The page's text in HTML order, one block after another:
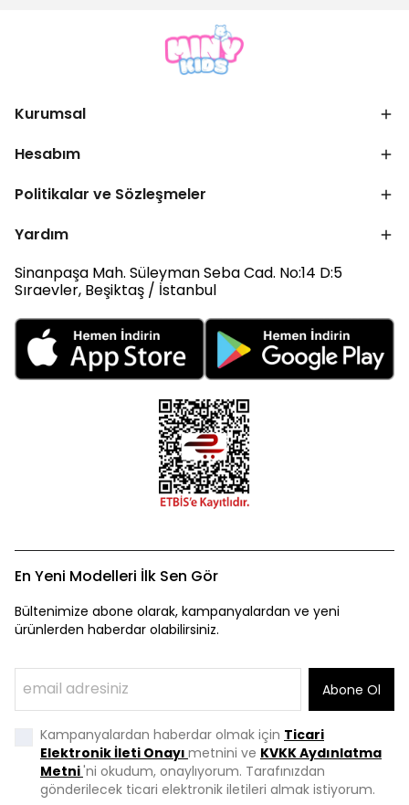
Kurumsal
Hesabım
Politikalar ve Sözleşmeler
Yardım
Sinanpaşa Mah. Süleyman Seba Cad. No:14 D:5
Sıraevler, Beşiktaş / İstanbul
En Yeni Modelleri İlk Sen Gör
Bültenimize abone olarak, kampanyalardan ve yeni
ürünlerden haberdar olabilirsiniz.
Abone Ol
Kampanyalardan haberdar olmak için Ticari
Elektronik İleti Onayı metnini ve KVKK Aydınlatma
Metni'ni okudum, onaylıyorum. Tarafınızdan
gönderilecek ticari elektronik iletileri almak istiyorum.